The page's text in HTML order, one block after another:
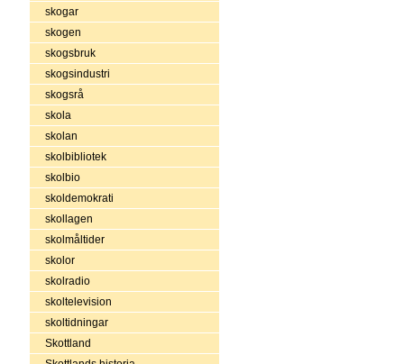
skogar
skogen
skogsbruk
skogsindustri
skogsrå
skola
skolan
skolbibliotek
skolbio
skoldemokrati
skollagen
skolmåltider
skolor
skolradio
skoltelevision
skoltidningar
Skottland